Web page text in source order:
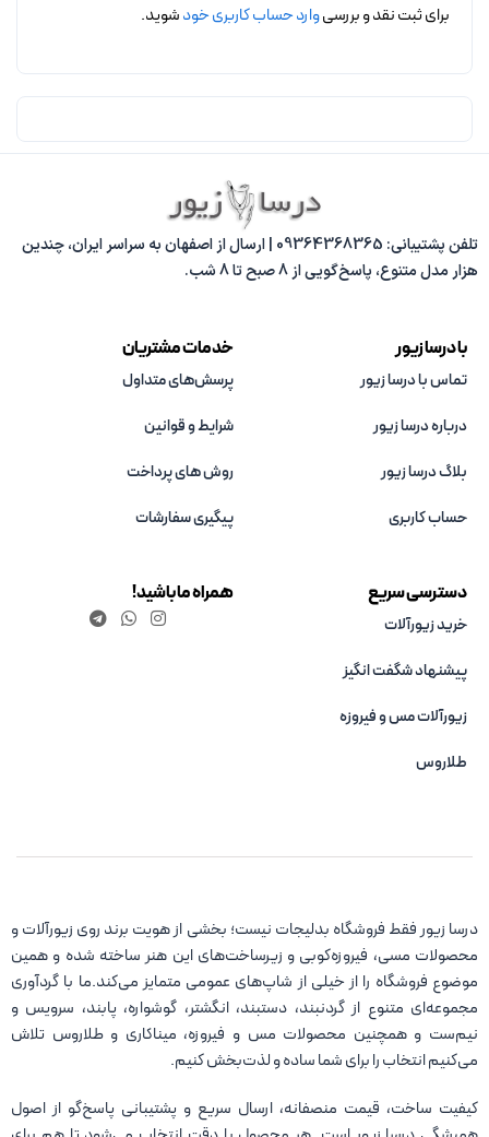
برای ثبت نقد و بررسیوارد حساب کاربری خودشوید.
تلفن پشتیبانی: 09364368365 | ارسال از اصفهان به سراسر ایران، چندین
هزار مدل متنوع، پاسخ‌گویی از 8 صبح تا 8 شب.
با درسا زیور
تماس با درسا زیور
درباره درسا زیور
بلاگ درسا زیور
حساب کاربری
خدمات مشتریان
پرسش‌های متداول
شرایط و قوانین
روش های پرداخت
پیگیری سفارشات
دسترسی سریع
خرید زیورآلات
پیشنهاد شگفت انگیز
زیورآلات مس و فیروزه‌
طلاروس
همراه ما باشید!
درسا زیور فقط فروشگاه بدلیجات نیست؛ بخشی از هویت برند روی زیورآلات و
محصولات مسی، فیروزه‌کوبی و زیرساخت‌های این هنر ساخته شده و همین
موضوع فروشگاه را از خیلی از شاپ‌های عمومی متمایز می‌کند.ما با گردآوری
مجموعه‌ای متنوع از گردنبند، دستبند، انگشتر، گوشواره، پابند، سرویس و
نیم‌ست و همچنین محصولات مس و فیروزه، میناکاری و طلاروس تلاش
می‌کنیم انتخاب را برای شما ساده و لذت‌بخش کنیم.
کیفیت ساخت، قیمت منصفانه، ارسال سریع و پشتیبانی پاسخ‌گو از اصول